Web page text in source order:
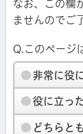
なお、この欄
ませんのでご
Q.このページ
非常に役
役に立っ
どちらと